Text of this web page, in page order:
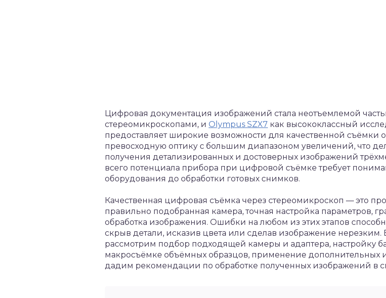
Цифровая документация изображений стала неотъемлемой
стереомикроскопами, и Olympus SZX7 как высококлассный
предоставляет широкие возможности для качественной съёмки
превосходную оптику с большим диапазоном увеличений, что
получения детализированных и достоверных изображений
всего потенциала прибора при цифровой съёмке требует
оборудования до обработки готовых снимков.
Качественная цифровая съёмка через стереомикроскоп — это
правильно подобранная камера, точная настройка параметров,
обработка изображения. Ошибки на любом из этих этапов
скрыв детали, исказив цвета или сделав изображение
рассмотрим подбор подходящей камеры и адаптера, настройку
макросъёмке объёмных образцов, применение дополнительных
дадим рекомендации по обработке полученных изображений в